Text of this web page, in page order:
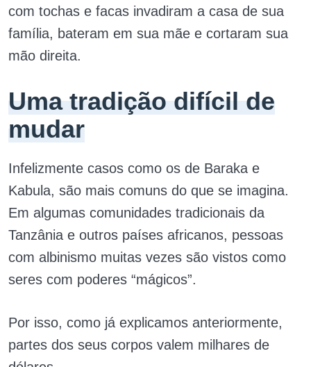
com tochas e facas invadiram a casa de sua
família, bateram em sua mãe e cortaram sua
mão direita.
Uma tradição difícil de
mudar
Infelizmente casos como os de Baraka e
Kabula, são mais comuns do que se imagina.
Em algumas comunidades tradicionais da
Tanzânia e outros países africanos, pessoas
com albinismo muitas vezes são vistos como
seres com poderes “mágicos”.
Por isso, como já explicamos anteriormente,
partes dos seus corpos valem milhares de